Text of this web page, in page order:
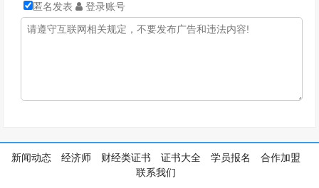
匿名发表 登录账号
新闻动态 经济师 财经类证书 证书大全 学员报名
合作加盟
联系我们